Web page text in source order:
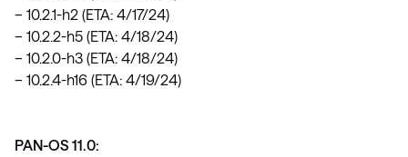
– 10.2.1-h2 (ETA: 4/17/24)
– 10.2.2-h5 (ETA: 4/18/24)
– 10.2.0-h3 (ETA: 4/18/24)
– 10.2.4-h16 (ETA: 4/19/24)
PAN-OS 11.0: